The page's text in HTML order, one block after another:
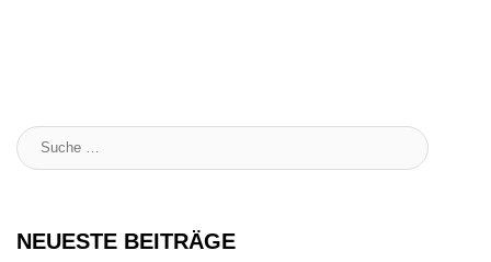
Suche
:
NEUESTE BEITRÄGE